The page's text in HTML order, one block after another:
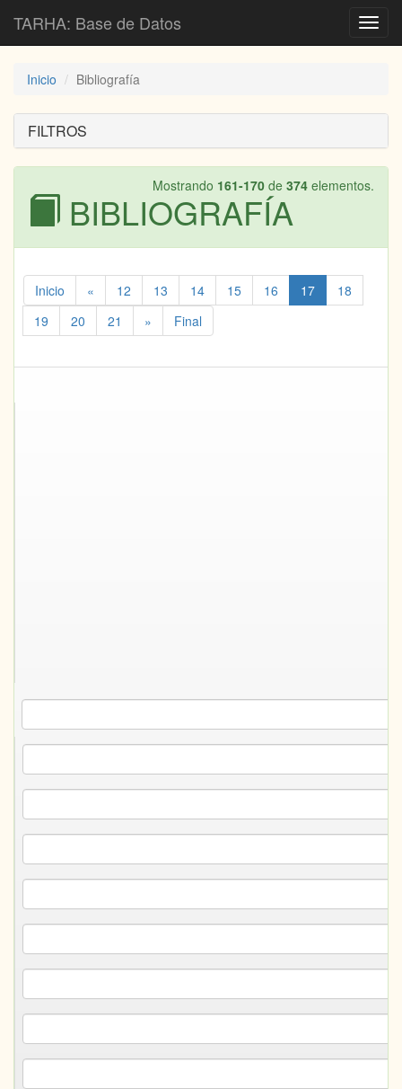
TARHA: Base de Datos
Inicio Bibliografía
FILTROS
Mostrando 161-170 de 374 elementos.
BIBLIOGRAFÍA
Inicio « 12 13 14 15 16 17
18
19
20 21 » Final